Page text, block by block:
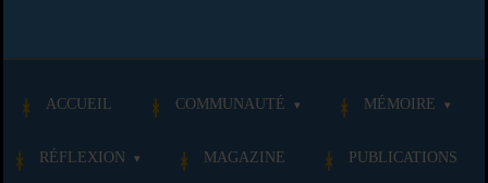
ACCUEIL COMMUNAUTÉ MÉMOIRE
RÉFLEXION MAGAZINE PUBLICATIONS